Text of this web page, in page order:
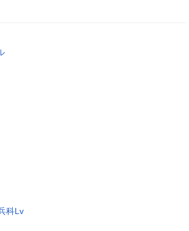
科Lv